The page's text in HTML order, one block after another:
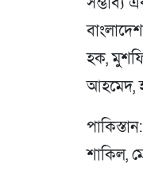
হক,
আহমেদ,
শাকিল,